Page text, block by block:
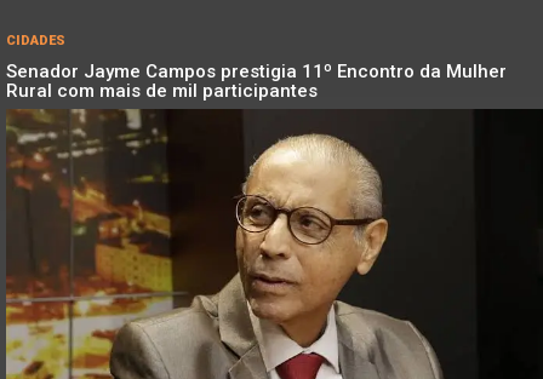
CIDADES
Senador Jayme Campos prestigia 11º Encontro da Mulher
Rural com mais de mil participantes